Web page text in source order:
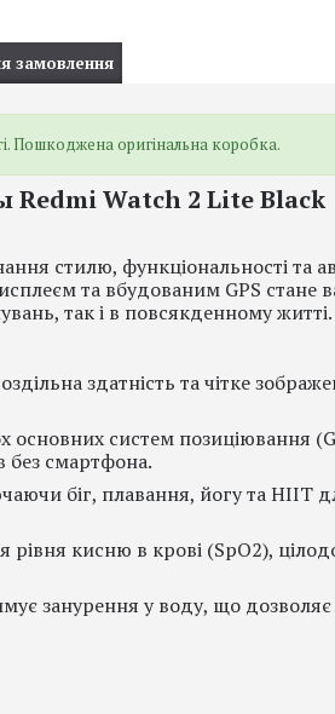
замовлення
Пошкоджена оригінальна коробка.
Redmi Watch 2 Lite Black
стилю, функціональності та
та вбудованим GPS
так і в повсякденному житті.
здатність та чітке
основних систем позиціювання
без смартфона.
біг, плавання, йогу та HIIT
рівня кисню в крові (SpO2),
занурення у воду, що